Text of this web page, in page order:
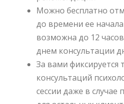
Можно бесплатно
до времени ее
возможна до 12
днем консультации
За вами фиксируется
консультаций
сессии даже в